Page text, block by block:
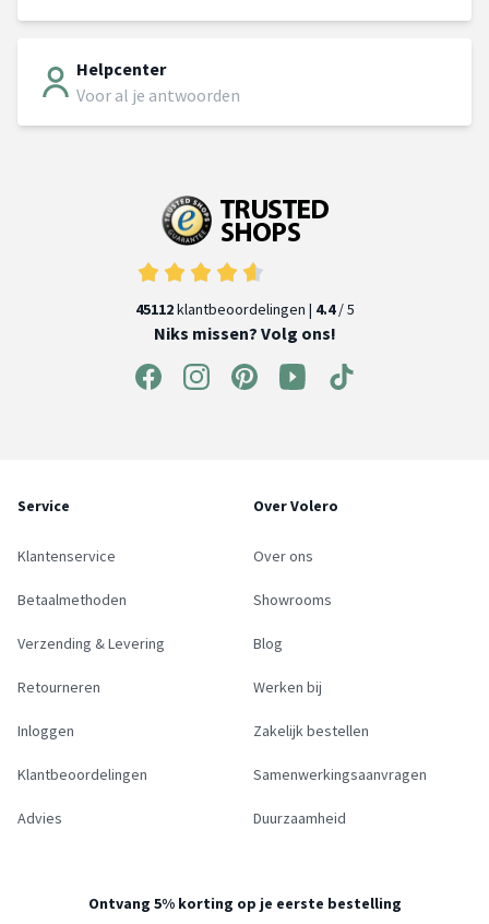
Helpcenter
Voor al je antwoorden
45112klantbeoordelingen | 4.4/ 5
Niks missen? Volg ons!
Service
Klantenservice
Betaalmethoden
Verzending & Levering
Retourneren
Inloggen
Klantbeoordelingen
Advies
Over Volero
Over ons
Showrooms
Blog
Werken bij
Zakelijk bestellen
Samenwerkingsaanvragen
Duurzaamheid
Ontvang 5% korting op je eerste bestelling